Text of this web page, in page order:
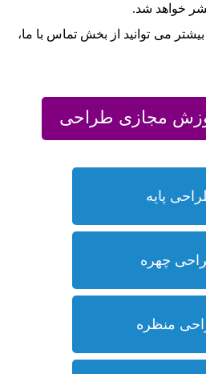
خواهد شد.
می توانید از بخش تماس با ما،
مجازی طراحی
پایه
چهره
منظره